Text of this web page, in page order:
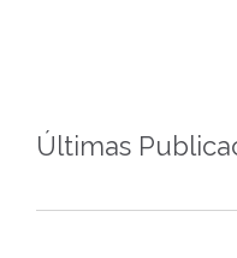
Últimas